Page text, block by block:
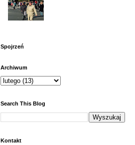
Spojrzeń
Archiwum
Search This Blog
Kontakt